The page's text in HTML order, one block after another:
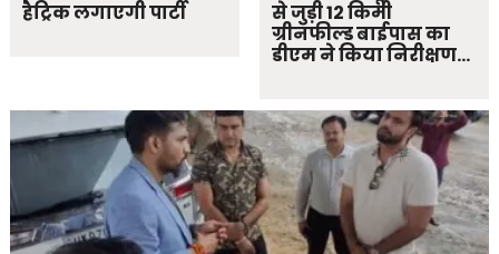
हैट्रिक लगाएगी पार्टी
से जुड़ी 12 किमी
ग्रीनफील्ड बाईपास का
डीएम ने किया निरीक्षण…